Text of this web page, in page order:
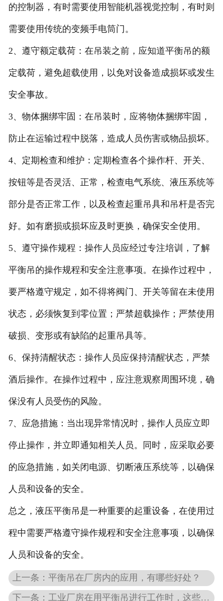
的控制器，有时需要使用智能机器视觉控制，有时则
需要使用传统的变频手电筒门。
2、遵守额定载荷：在吊装之前，应知道平衡吊的额
定载荷，避免超载使用，以免对设备造成损坏或发生
安全事故。
3、物体捆绑牢固：在吊装时，应将物体捆绑牢固，
防止在运输过程中脱落，造成人员伤害或物品损坏。
4、定期检查和维护：定期检查各个操作杆、开关、
按钮等是否灵活、正常，检查电气系统、液压系统等
部分是否正常工作，以及检查起重吊具和吊杆是否完
好。如有磨损或损坏应及时更换，确保安全使用。
5、遵守操作规程：操作人员应经过专注培训，了解
平衡吊的操作规程和安全注意事项。在操作过程中，
要严格遵守规定，如不得将阀门、开关等留在未使用
状态，必须恢复到零位置；严禁超载操作；严禁使用
破损、变形或有缺陷的起重吊具等。
6、保持清醒状态：操作人员应保持清醒状态，严禁
酒后操作。在操作过程中，应注意观察周围环境，确
保没有人员受伤的风险。
7、应急措施：当出现异常情况时，操作人员应立即
停止操作，并立即通知相关人员。同时，应采取必要
的应急措施，如关闭电源、切断液压系统等，以确保
人员和设备的安全。
总之，液压平衡吊是一种重要的起重设备，在使用过
程中需要严格遵守操作规程和安全注意事项，以确保
人员和设备的安全。
上一条：平衡吊在厂房内的应用，有哪些好处？
下一条：工业厂房在用平衡吊进行工作时，这些事项需要知道